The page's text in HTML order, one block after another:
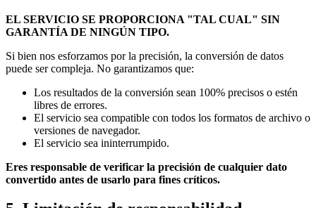
EL SERVICIO SE PROPORCIONA "TAL CUAL" SIN
GARANTÍA DE NINGÚN TIPO.
Si bien nos esforzamos por la precisión, la conversión de datos
puede ser compleja. No garantizamos que:
Los resultados de la conversión sean 100% precisos o estén
libres de errores.
El servicio sea compatible con todos los formatos de archivo o
versiones de navegador.
El servicio sea ininterrumpido.
Eres responsable de verificar la precisión de cualquier dato
convertido antes de usarlo para fines críticos.